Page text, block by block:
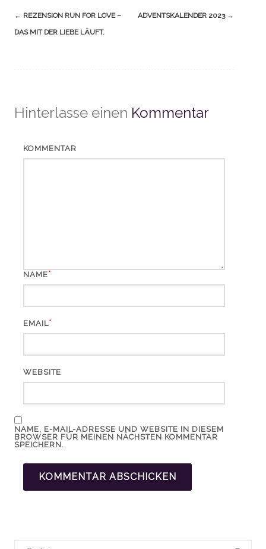
Navigation
(Beiträge)
← REZENSION RUN FOR LOVE –
DAS MIT DER LIEBE LÄUFT.
ADVENTSKALENDER 2023 →
Hinterlasse einen Kommentar
KOMMENTAR
NAME*
EMAIL*
WEBSITE
NAME, E-MAIL-ADRESSE UND WEBSITE IN DIESEM
BROWSER FÜR MEINEN NÄCHSTEN KOMMENTAR
SPEICHERN.